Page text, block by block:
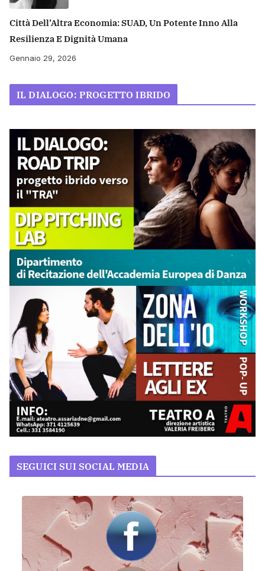
Città Dell’Altra Economia: SUAD, Un Potente Inno Alla
Resilienza E Dignità Umana
Gennaio 29, 2026
IL DIALOGO: PROGETTO IBRIDO
SEGUICI SUI SOCIAL MEDIA